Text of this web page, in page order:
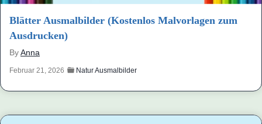
Blätter Ausmalbilder (Kostenlos Malvorlagen zum
Ausdrucken)
ByAnna
Februar 21, 2026 Natur Ausmalbilder